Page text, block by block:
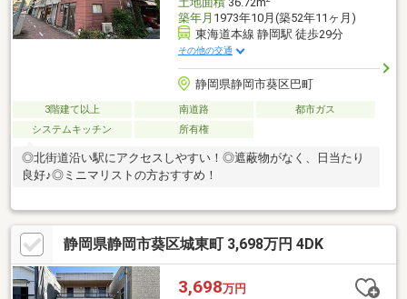
築年月 1973年10月(築52年11ヶ月)
東海道本線 静岡駅 徒歩29分
その他の交通
静岡県静岡市葵区巴町
3階建て以上 南道路
都市ガス
システムキッチン
所有権
◎北街道沿い駅にアクセスしやすい！◎遮蔽物がなく、日当たり
良好♪◎ミニマリストの方おすすめ！
静岡県静岡市葵区城東町 3,698万円 4DK
3,698万円